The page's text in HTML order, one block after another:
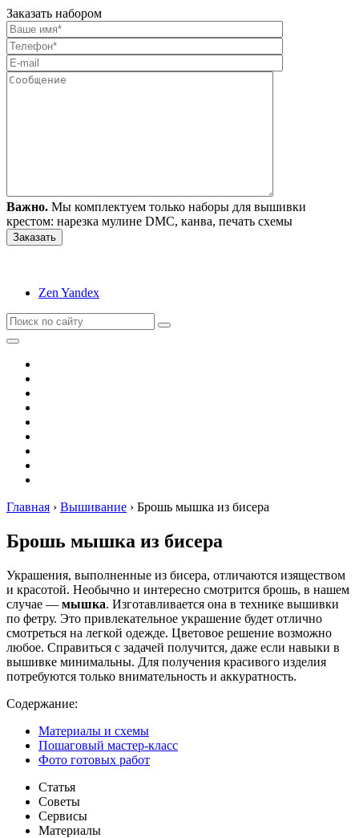
Заказать набором
Важно. Мы комплектуем только наборы для вышивки
крестом: нарезка мулине DMC, канва, печать схемы
Zen Yandex
Главная › Вышивание › Брошь мышка из бисера
Брошь мышка из бисера
Украшения, выполненные из бисера, отличаются изяществом
и красотой. Необычно и интересно смотрится брошь, в нашем
случае — мышка. Изготавливается она в технике вышивки
по фетру. Это привлекательное украшение будет отлично
смотреться на легкой одежде. Цветовое решение возможно
любое. Справиться с задачей получится, даже если навыки в
вышивке минимальны. Для получения красивого изделия
потребуются только внимательность и аккуратность.
Содержание:
Материалы и схемы
Пошаговый мастер-класс
Фото готовых работ
Статья
Советы
Сервисы
Материалы